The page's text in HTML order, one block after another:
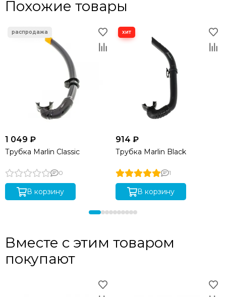
Похожие товары
1 049 ₽
Трубка Marlin Classic
0
В корзину
914 ₽
Трубка Marlin Black
1
В корзину
Вместе с этим товаром
покупают